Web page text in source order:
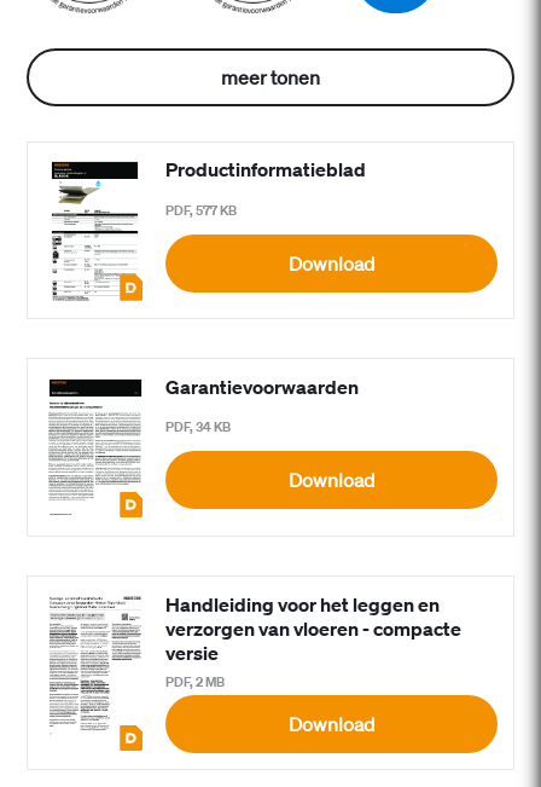
meer tonen
Productinformatieblad
PDF, 577 KB
Download
Garantievoorwaarden
PDF, 34 KB
Download
Handleiding voor het leggen en
verzorgen van vloeren - compacte
versie
PDF, 2 MB
Download